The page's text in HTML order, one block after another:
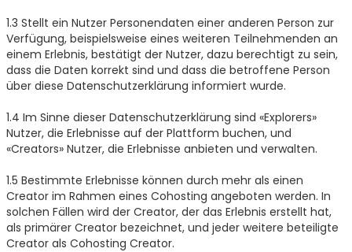
1.3 Stellt ein Nutzer Personendaten einer anderen Person zur
Verfügung, beispielsweise eines weiteren Teilnehmenden an
einem Erlebnis, bestätigt der Nutzer, dazu berechtigt zu sein,
dass die Daten korrekt sind und dass die betroffene Person
über diese Datenschutzerklärung informiert wurde.
1.4 Im Sinne dieser Datenschutzerklärung sind «Explorers»
Nutzer, die Erlebnisse auf der Plattform buchen, und
«Creators» Nutzer, die Erlebnisse anbieten und verwalten.
1.5 Bestimmte Erlebnisse können durch mehr als einen
Creator im Rahmen eines Cohosting angeboten werden. In
solchen Fällen wird der Creator, der das Erlebnis erstellt hat,
als primärer Creator bezeichnet, und jeder weitere beteiligte
Creator als Cohosting Creator.